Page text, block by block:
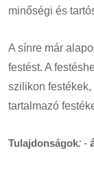
minőségi és
A sínre már
festést. A
szilikon
tartalmazó
Tulajdonságok: -